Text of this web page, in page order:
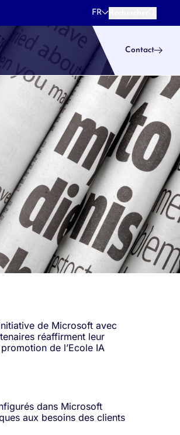
FR
Rechercher
Contact
de Microsoft avec
réaffirment leur
de l’Ecole IA
dans Microsoft
aux besoins des clients